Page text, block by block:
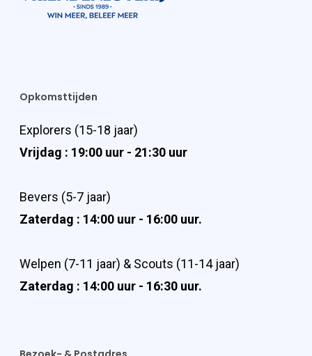
Opkomsttijden
Explorers (15-18 jaar)
Vrijdag : 19:00 uur - 21:30 uur
Bevers (5-7 jaar)
Zaterdag : 14:00 uur - 16:00 uur.
Welpen (7-11 jaar) & Scouts (11-14 jaar)
Zaterdag : 14:00 uur - 16:30 uur.